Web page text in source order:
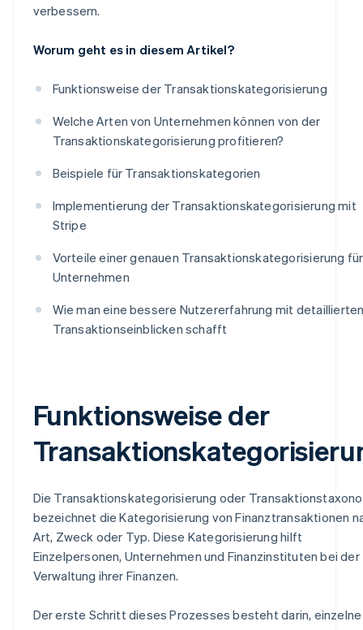
verbessern.
Worum geht es in diesem Artikel?
Funktionsweise der Transaktionskategorisierung
Welche Arten von Unternehmen können von der
Transaktionskategorisierung profitieren?
Beispiele für Transaktionskategorien
Implementierung der Transaktionskategorisierung mit
Stripe
Vorteile einer genauen Transaktionskategorisierung für
Unternehmen
Wie man eine bessere Nutzererfahrung mit
Transaktionseinblicken schafft
Funktionsweise der
Die Transaktionskategorisierung oder
bezeichnet die Kategorisierung von Finanztransaktionen
Art, Zweck oder Typ. Diese Kategorisierung hilft
Einzelpersonen, Unternehmen und Finanzinstituten bei der
Verwaltung ihrer Finanzen.
Der erste Schritt dieses Prozesses besteht darin, einzelne